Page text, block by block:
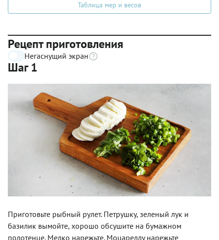
Таблица мер и весов
Рецепт приготовления
Негаснущий экран
Шаг 1
Приготовьте рыбный рулет. Петрушку, зеленый лук и
базилик вымойте, хорошо обсушите на бумажном
полотенце. Мелко нарежьте. Моцареллу нарежьте